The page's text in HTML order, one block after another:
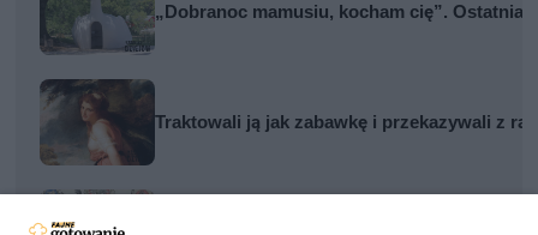
„Dobranoc mamusiu, kocham cię”.
Traktowali ją jak zabawkę i przekazywali z